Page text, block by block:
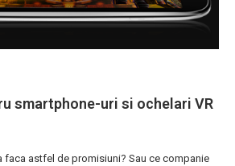
smartphone-uri si ochelari VR
faca astfel de promisiuni? Sau ce companie